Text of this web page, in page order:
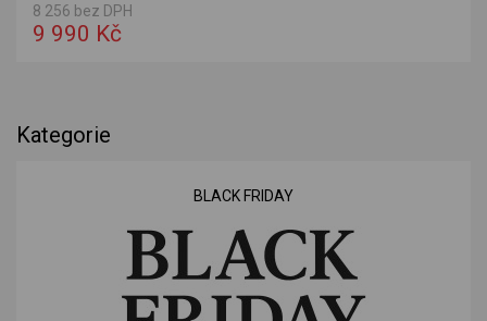
8 256 bez DPH
9 990 Kč
Kategorie
BLACK FRIDAY